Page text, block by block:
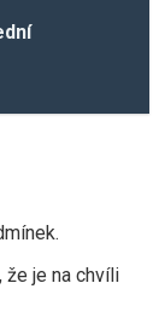
že je na chvíli